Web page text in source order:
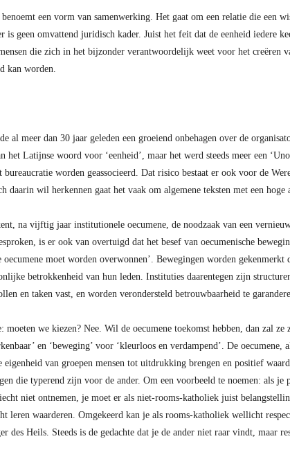
een vorm van samenwerking. Het gaat om een relatie die een
is geen omvattend juridisch kader. Juist het feit dat de eenheid iedere
die zich in het bijzonder verantwoordelijk weet voor het creëren
kan worden.
al meer dan 30 jaar geleden een groeiend onbehagen over de
het Latijnse woord voor ‘eenheid’, maar het werd steeds meer een
bureaucratie worden geassocieerd. Dat risico bestaat er ook voor de
daarin wil herkennen gaat het vaak om algemene teksten met een hoge
na vijftig jaar institutionele oecumene, de noodzaak van een
is er ook van overtuigd dat het besef van oecumenische
oecumene moet worden overwonnen’. Bewegingen worden
betrokkenheid van hun leden. Instituties daarentegen zijn
en taken vast, en worden verondersteld betrouwbaarheid te
we kiezen? Nee. Wil de oecumene toekomst hebben, dan zal
en ‘beweging’ voor ‘kleurloos en verdampend’. De
van groepen mensen tot uitdrukking brengen en positief
die typerend zijn voor de ander. Om een voorbeeld te noemen: als je
niet ontnemen, je moet er als niet-rooms-katholiek juist
leren waarderen. Omgekeerd kan je als rooms-katholiek wellicht
des Heils. Steeds is de gedachte dat je de ander niet raar vindt, maar